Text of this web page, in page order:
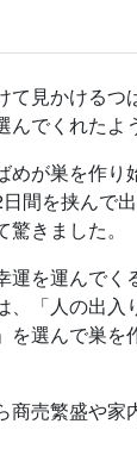
て見かけるつ
でくれたよ
めが巣を作り
間を挟んで
きました。
運を運んでく
、「人の出入
を選んで巣を
商売繁盛や家